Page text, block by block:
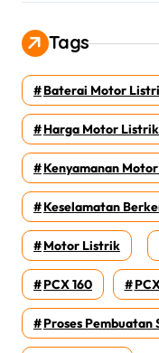
Tags
Baterai Motor
Harga Motor Listrik
Kenyamanan
Keselamatan
Motor Listrik
PCX 160
Proses Pembuatan